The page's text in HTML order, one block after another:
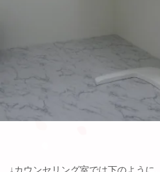
↓カウンセリング室では下のように、